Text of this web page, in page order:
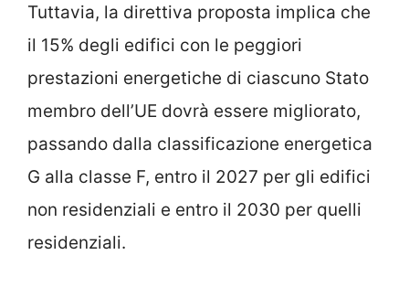
Tuttavia, la direttiva proposta implica che
il 15% degli edifici con le peggiori
prestazioni energetiche di ciascuno Stato
membro dell’UE dovrà essere migliorato,
passando dalla classificazione energetica
G alla classe F, entro il 2027 per gli edifici
non residenziali e entro il 2030 per quelli
residenziali.